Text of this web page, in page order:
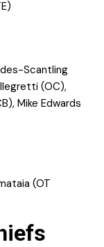
Scantling
(OC),
Mike Edwards
(OT